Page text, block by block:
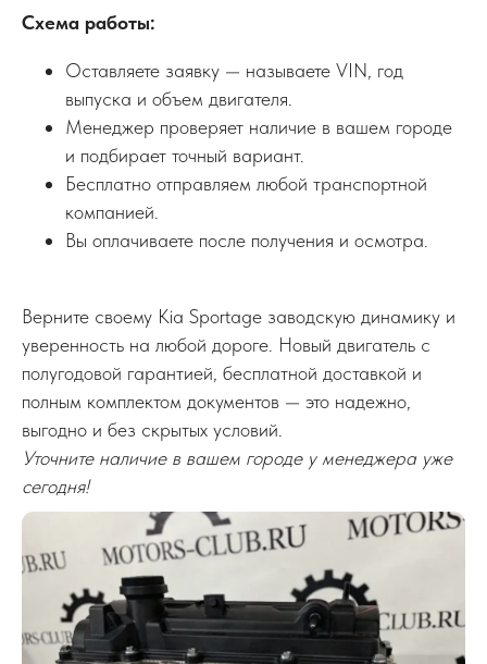
Схема работы:
Оставляете заявку — называете VIN, год
выпуска и объем двигателя.
Менеджер проверяет наличие в вашем городе
и подбирает точный вариант.
Бесплатно отправляем любой транспортной
компанией.
Вы оплачиваете после получения и осмотра.
Верните своему Kia Sportage заводскую динамику и
уверенность на любой дороге. Новый двигатель с
полугодовой гарантией, бесплатной доставкой и
полным комплектом документов — это надежно,
выгодно и без скрытых условий.
Уточните наличие в вашем городе у менеджера уже
сегодня!